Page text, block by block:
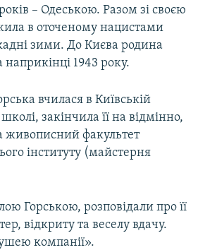
років – Одеською. Разом зі своєю
в оточеному нацистами
зими. До Києва родина
наприкінці 1943 року.
вчилася в Київській
закінчила її на відмінно,
живописний факультет
інституту (майстерня
Горською, розповідали про її
відкриту та веселу вдачу.
компанії».